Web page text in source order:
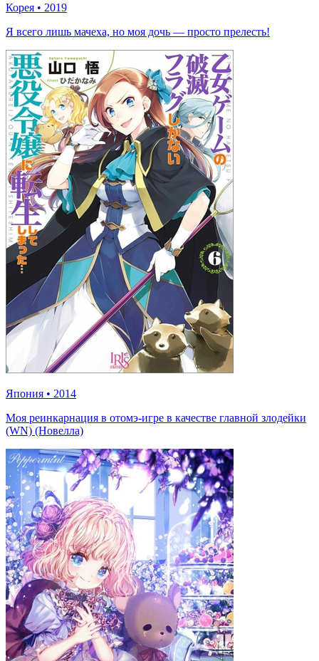
Корея • 2019
Я всего лишь мачеха, но моя дочь — просто прелесть!
Япония • 2014
Моя реинкарнация в отомэ-игре в качестве главной злодейки
(WN) (Новелла)